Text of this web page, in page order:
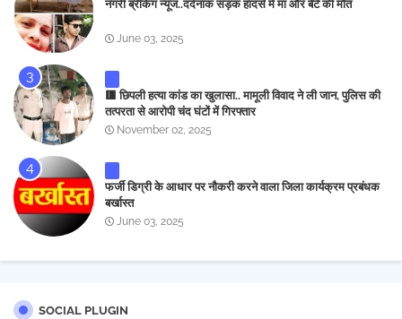
नगरी ब्रेकिंग न्यूज..दर्दनाक सड़क हादसे में मां और बेटे की मौत
June 03, 2025
🟥 छिपली हत्या कांड का खुलासा.. मामूली विवाद ने ली जान, पुलिस की
तत्परता से आरोपी चंद घंटों में गिरफ्तार
November 02, 2025
फर्जी डिग्री के आधार पर नौकरी करने वाला जिला कार्यक्रम प्रबंधक
बर्खास्त
June 03, 2025
SOCIAL PLUGIN